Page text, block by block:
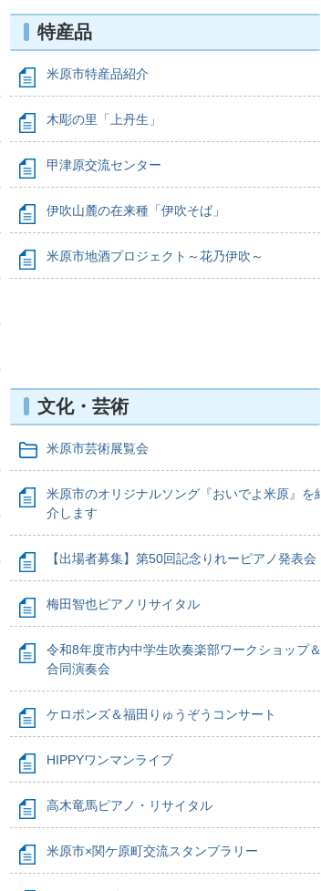
特産品
米原市特産品紹介
木彫の里「上丹生」
甲津原交流センター
伊吹山麓の在来種「伊吹そば」
米原市地酒プロジェクト～花乃伊吹～
文化・芸術
米原市芸術展覧会
米原市のオリジナルソング『おいでよ米原』を紹
介します
【出場者募集】第50回記念りれーピアノ発表会
梅田智也ピアノリサイタル
令和8年度市内中学生吹奏楽部ワークショップ＆
合同演奏会
ケロポンズ＆福田りゅうぞうコンサート
HIPPYワンマンライブ
高木竜馬ピアノ・リサイタル
米原市×関ケ原町交流スタンプラリー